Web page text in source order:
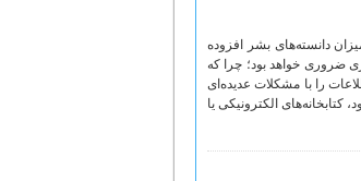
دانسته‌های بشر افزوده
ضروری خواهد بود؛ چرا که
را با مشکلات عدیده‌ای
الکترونیکی یا